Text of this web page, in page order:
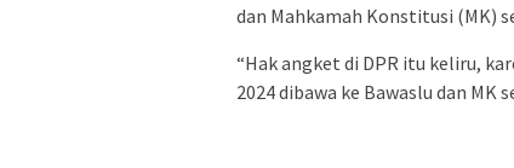
dan Mahkamah Konstitusi (MK)
“Hak angket di DPR itu keliru,
2024 dibawa ke Bawaslu dan MK